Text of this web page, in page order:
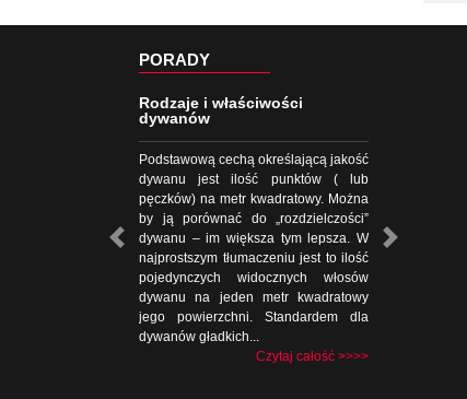
PORADY
Rodzaje i właściwości
dywanów
Podstawową cechą określającą jakość
dywanu jest ilość punktów ( lub
pęczków) na metr kwadratowy. Można
by ją porównać do „rozdzielczości”
dywanu – im większa tym lepsza. W
najprostszym tłumaczeniu jest to ilość
pojedynczych widocznych włosów
dywanu na jeden metr kwadratowy
jego powierzchni. Standardem dla
dywanów gładkich...
Czytaj całość >>>>